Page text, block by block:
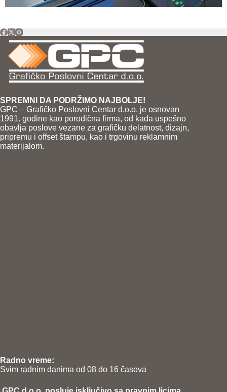
SPREMNI DA PODRŽIMO NAJBOLJE!
GPC – Grafičko Poslovni Centar d.o.o. je osnovan
1991. godine kao porodična firma, od kada uspešno
obavlja poslove vezane za grafičku delatnost, dizajn,
pripremu i offset štampu, kao i trgovinu reklamnim
materijalom.
Radno vreme:
Svim radnim danima od 08 do 16 časova